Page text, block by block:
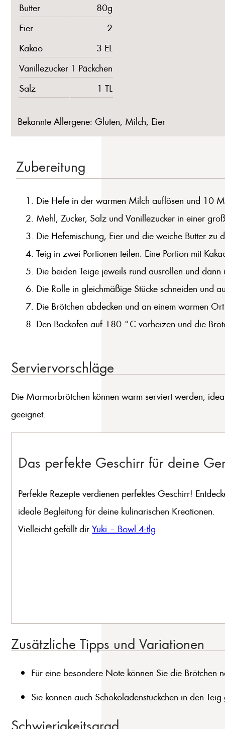
Butter
80g
Eier
2
Kakao
3 EL
Vanillezucker 1 Päckchen
Salz
1 TL
Bekannte Allergene: Gluten, Milch, Eier
Zubereitung
Die Hefe in der warmen Milch auflösen und 10
Mehl, Zucker, Salz und Vanillezucker in einer
Die Hefemischung, Eier und die weiche Butter zu
Teig in zwei Portionen teilen. Eine Portion mit
Die beiden Teige jeweils rund ausrollen und
Die Rolle in gleichmäßige Stücke schneiden und
Die Brötchen abdecken und an einem warmen
Den Backofen auf 180 °C vorheizen und die
Serviervorschläge
Die Marmorbrötchen können warm serviert werden,
geeignet.
Das perfekte Geschirr für deine
Perfekte Rezepte verdienen perfektes Geschirr!
ideale Begleitung für deine kulinarischen Kreationen.
Vielleicht gefällt dir Yuki – Bowl 4-tlg
Zusätzliche Tipps und Variationen
Für eine besondere Note können Sie die Brötchen
Sie können auch Schokoladenstückchen in den
Schwierigkeitsgrad